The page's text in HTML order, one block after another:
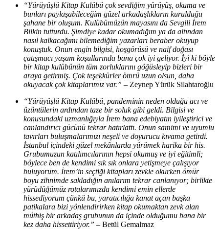
“Yürüyüşlü Kitap Kulübü çok sevdiğim yürüyüş, okuma ve
bunları paylaşabileceğim güzel arkadaşlıkların kurulduğu
şahane bir oluşum. Kulübümüzün mayasını da Sevgili İrem
Bilkin tutturdu. Şimdiye kadar okumadığım ya da altından
nasıl kalkacağımı bilemediğim yazarları beraber okuyup
konuştuk. Onun engin bilgisi, hoşgörüsü ve naif doğası
çatışmacı yaşam koşullarında bana çok iyi geliyor. İyi ki böyle
bir kitap kulübünün tüm zorluklarını göğüsleyip bizleri bir
araya getirmiş. Çok teşekkürler ömrü uzun olsun, daha
okuyacak çok kitaplarımız var.” – Zeynep Yürük Silahtaroğlu
“Yürüyüşlü Kitap Kulübü, pandeminin neden olduğu acı ve
üzüntülerin ardından taze bir soluk gibi geldi. Bilgisi ve
konusundaki uzmanlığıyla İrem bana edebiyatın iyileştirici ve
canlandırıcı gücünü tekrar hatırlattı. Onun samimi ve uyumlu
tavırları buluşmalarımızı neşeli ve doyurucu kıvama getirdi.
İstanbul içindeki güzel mekânlarda yürümek harika bir his.
Grubumuzun katılımcılarının hepsi okumuş ve iyi eğitimli;
böylece ben de kendimi sık sık onlara yetişmeye çalışıyor
buluyorum. İrem’in seçtiği kitapları zevkle okurken ömür
boyu zihnimde sakladığın anılarım tekrar canlanıyor; birlikte
yürüdüğümüz rotalarımızda kendimi emin ellerde
hissediyorum çünkü bu, yaratıcılığa kanat açan başka
patikalara bizi yönlendirirken kitap okumaktan zevk alan
müthiş bir arkadaş grubunun da içinde olduğumu bana bir
kez daha hissettiriyor.” – Betül Gemalmaz